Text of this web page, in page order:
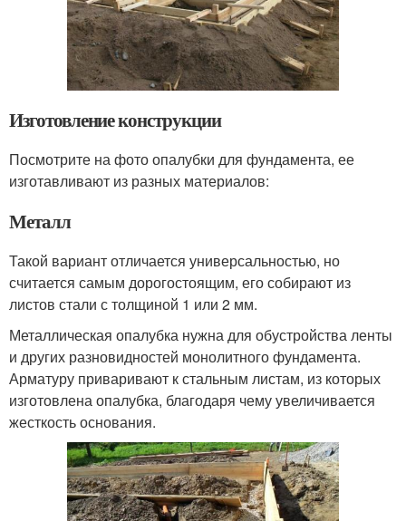
Изготовление конструкции
Посмотрите на фото опалубки для фундамента, ее
изготавливают из разных материалов:
Металл
Такой вариант отличается универсальностью, но
считается самым дорогостоящим, его собирают из
листов стали с толщиной 1 или 2 мм.
Металлическая опалубка нужна для обустройства ленты
и других разновидностей монолитного фундамента.
Арматуру приваривают к стальным листам, из которых
изготовлена опалубка, благодаря чему увеличивается
жесткость основания.